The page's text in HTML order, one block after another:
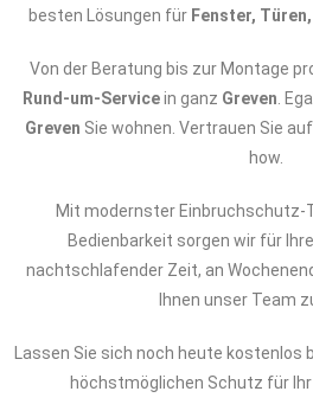
besten Lösungen für Fenster,
Von der Beratung bis zur Montage
Rund-um-Servicein ganz Greven .
Greven Sie wohnen. Vertrauen Sie
how.
Mit modernster Einbruchschutz-
Bedienbarkeit sorgen wir für
nachtschlafender Zeit, an
Ihnen unser Team
Lassen Sie sich noch heute kostenlos
höchstmöglichen Schutz für